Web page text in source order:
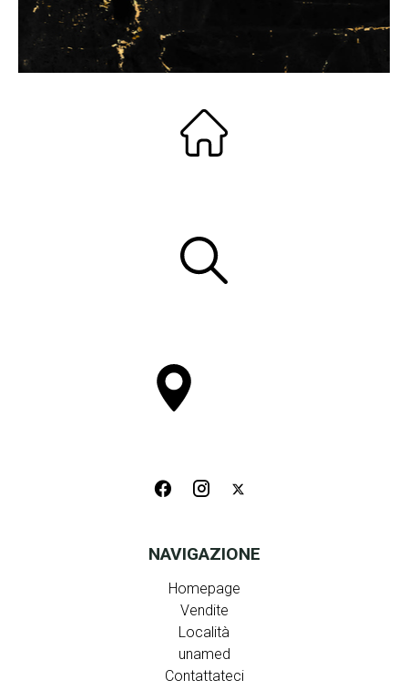
NAVIGAZIONE
Homepage
Vendite
Località
unamed
Contattateci